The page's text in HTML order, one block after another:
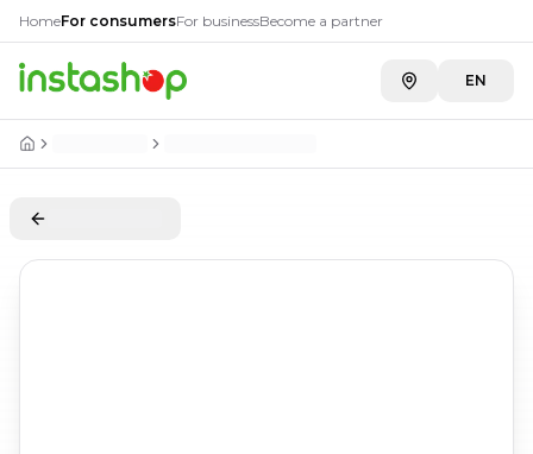
HomeFor consumersFor businessBecome a partner
EN